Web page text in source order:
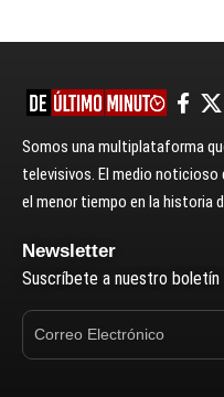
Somos una multiplataforma
televisivos. El medio noticioso
el menor tiempo en la historia
Newsletter
Suscríbete a nuestro boletín